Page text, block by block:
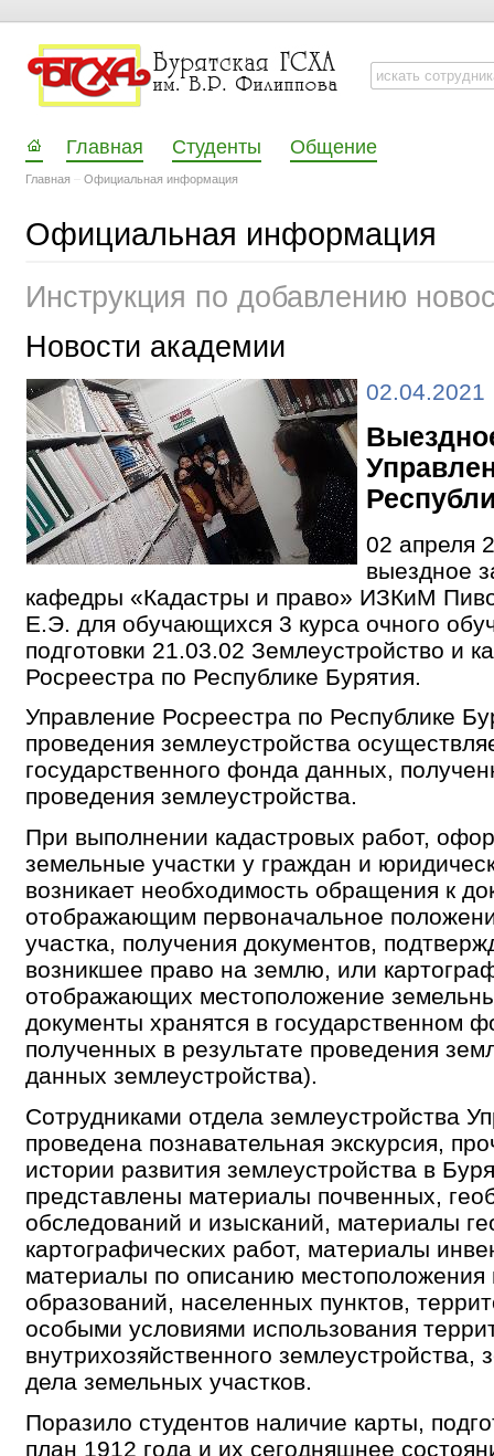
Главная Студенты Общение
Главная Официальная информация
Официальная информация
Инструкция по добавлению
Новости академии
02.04.2021
02 апреля
выездное
кафедры «Кадастры и право» ИЗКиМ
Е.Э. для обучающихся 3 курса очного
подготовки 21.03.02 Землеустройство и
Росреестра по Республике Бурятия.
Управление Росреестра по Республике
проведения землеустройства
государственного фонда данных,
проведения землеустройства.
При выполнении кадастровых работ,
земельные участки у граждан и
возникает необходимость обращения к
отображающим первоначальное
участка, получения документов,
возникшее право на землю, или
отображающих местоположение
документы хранятся в государственном
полученных в результате проведения
данных землеустройства).
Сотрудниками отдела землеустройства
проведена познавательная экскурсия,
истории развития землеустройства в
представлены материалы почвенных,
обследований и изысканий, материалы
картографических работ, материалы
материалы по описанию местоположения
образований, населенных пунктов,
особыми условиями использования
внутрихозяйственного землеустройства,
дела земельных участков.
Поразило студентов наличие карты,
план 1912 года и их сегодняшнее